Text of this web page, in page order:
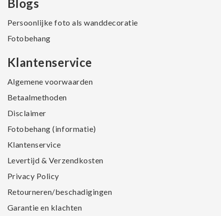
Blogs
Persoonlijke foto als wanddecoratie
Fotobehang
Klantenservice
Algemene voorwaarden
Betaalmethoden
Disclaimer
Fotobehang (informatie)
Klantenservice
Levertijd & Verzendkosten
Privacy Policy
Retourneren/beschadigingen
Garantie en klachten